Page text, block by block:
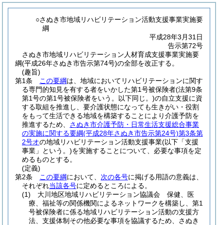
○さぬき市地域リハビリテーション活動支援事業実施要
綱
平成28年3月31日
告示第72号
さぬき市地域リハビリテーション人材育成支援事業実施要
綱(平成26年さぬき市告示第74号)の全部を改正する。
(趣旨)
第1条
この要綱は、地域においてリハビリテーションに関す
る専門的知見を有する者をいかした第1号被保険者(法第9条
第1号の第1号被保険者をいう。以下同じ。)の自立支援に資
する取組を推進し、要介護状態になっても生きがい・役割
をもって生活できる地域を構築することにより介護予防を
推進するため、 さぬき市介護予防・日常生活支援総合事業
の実施に関する要綱(平成28年さぬき市告示第24号)第3条第
2号オの地域リハビリテーション活動支援事業(以下「支援
事業」という。)を実施することについて、必要な事項を定
めるものとする。
(定義)
第2条
この要綱において、 次の各号に掲げる用語の意義は、
それぞれ当該各号に定めるところによる。
(1)
大川地区地域リハビリテーション協議会 保健、医
療、福祉等の関係機関によるネットワークを構築し、第1
号被保険者に係る地域リハビリテーション活動の支援方
法、支援体制その他必要な事項を協議するため、さぬき